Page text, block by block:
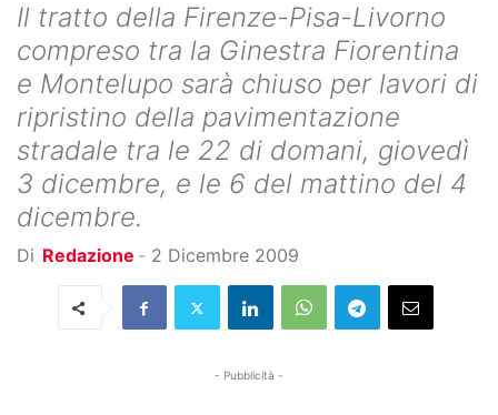
Il tratto della Firenze-Pisa-Livorno
compreso tra la Ginestra Fiorentina
e Montelupo sarà chiuso per lavori di
ripristino della pavimentazione
stradale tra le 22 di domani, giovedì
3 dicembre, e le 6 del mattino del 4
dicembre.
Di Redazione - 2 Dicembre 2009
- Pubblicità -